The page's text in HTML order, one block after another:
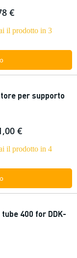
€
il prodotto in 3
per supporto
€
il prodotto in 4
400 for DDK-